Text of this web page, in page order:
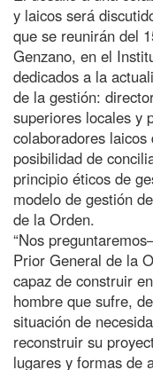
y laicos será
que se reunirán del
Genzano, en el
dedicados a la
de la gestión:
superiores locales y
colaboradores
posibilidad de
principio éticos de
modelo de gestión
de la Orden.
“Nos
Prior General de la
capaz de construir
hombre que sufre,
situación de
reconstruir su
lugares y formas de